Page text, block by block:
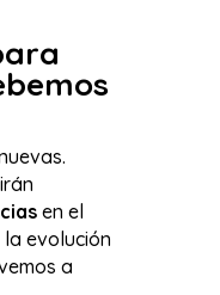
en el
evolución
a